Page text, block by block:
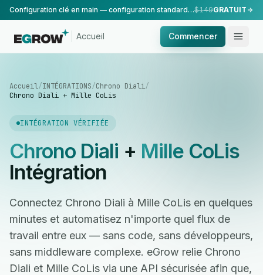
Configuration clé en main — configuration standard, réalisée par notre équipe.$149GRATUIT
Accueil Commencer
Accueil/INTÉGRATIONS/Chrono Diali/
Chrono Diali + Mille CoLis
INTÉGRATION VÉRIFIÉE
Chrono Diali + Mille CoLis
Intégration
Connectez Chrono Diali à Mille CoLis en quelques
minutes et automatisez n'importe quel flux de
travail entre eux — sans code, sans développeurs,
sans middleware complexe. eGrow relie Chrono
Diali et Mille CoLis via une API sécurisée afin que,